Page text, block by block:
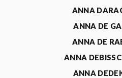
ANNA
ANNA DE
ANNA DE
ANNA
ANNA